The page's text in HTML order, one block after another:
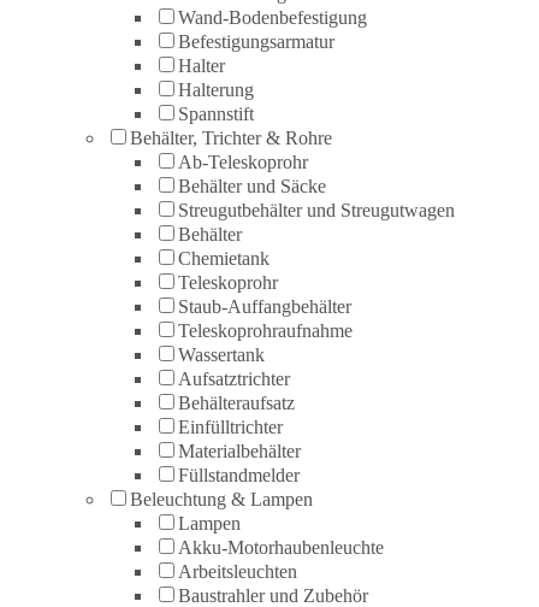
Wand-Bodenbefestigung
Befestigungsarmatur
Halter
Halterung
Spannstift
Behälter, Trichter & Rohre
Ab-Teleskoprohr
Behälter und Säcke
Streugutbehälter und Streugutwagen
Behälter
Chemietank
Teleskoprohr
Staub-Auffangbehälter
Teleskoprohraufnahme
Wassertank
Aufsatztrichter
Behälteraufsatz
Einfülltrichter
Materialbehälter
Füllstandmelder
Beleuchtung & Lampen
Lampen
Akku-Motorhaubenleuchte
Arbeitsleuchten
Baustrahler und Zubehör